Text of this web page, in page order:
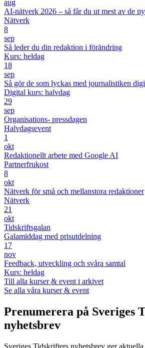
aug
AI-nätverk 2026 – så får du ut mest av de
Nätverk
8
sep
Så leder du din redaktion i förändring
Kurs: heldag
18
sep
Så gör de som lyckas med journalistiken
Digital kurs: halvdag
29
sep
Organisations- pressdagen
Halvdagsevent
1
okt
Redaktionellt arbete med Google AI
Partnerfrukost
8
okt
Nätverk för små och mellanstora redaktioner
Nätverk
21
okt
Tidskriftsgalan
Galamiddag med prisutdelning
17
nov
Feedback, utveckling och svåra samtal
Kurs: heldag
Till alla kurser & event i arkivet
Se alla våra kurser & event
Prenumerera på Sveriges
nyhetsbrev
Sveriges Tidskrifters nyhetsbrev ger